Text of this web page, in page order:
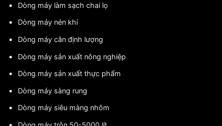
Dòng máy làm sạch chai lọ
Dòng máy nén khí
Dòng máy cân định lượng
Dòng máy sản xuất nông nghiệp
Dòng máy sản xuất thực phẩm
Dòng máy sàng rung
Dòng máy siêu màng nhôm